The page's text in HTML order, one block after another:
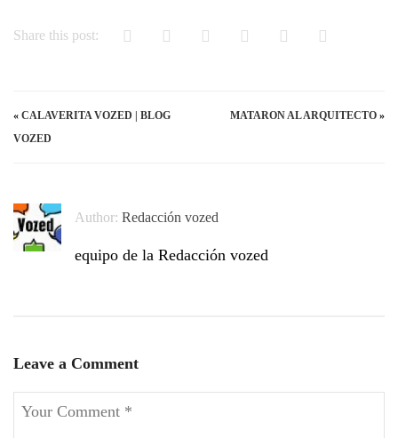
Share this post:
« CALAVERITA VOZED | BLOG
VOZED
MATARON AL ARQUITECTO »
Author:Redacción vozed
equipo de la Redacción vozed
Leave a Comment